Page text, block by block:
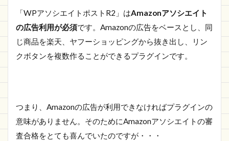
「WPアソシエイトポストR2」はAmazonアソシエイト
の広告利用が必須です。Amazonの広告をベースとし、同
じ商品を楽天、ヤフーショッピングから抜き出し、リン
クボタンを複数作ることができるプラグインです。
つまり、Amazonの広告が利用できなければプラグインの
意味がありません。そのためにAmazonアソシエイトの審
査合格をとても喜んでいたのですが・・・